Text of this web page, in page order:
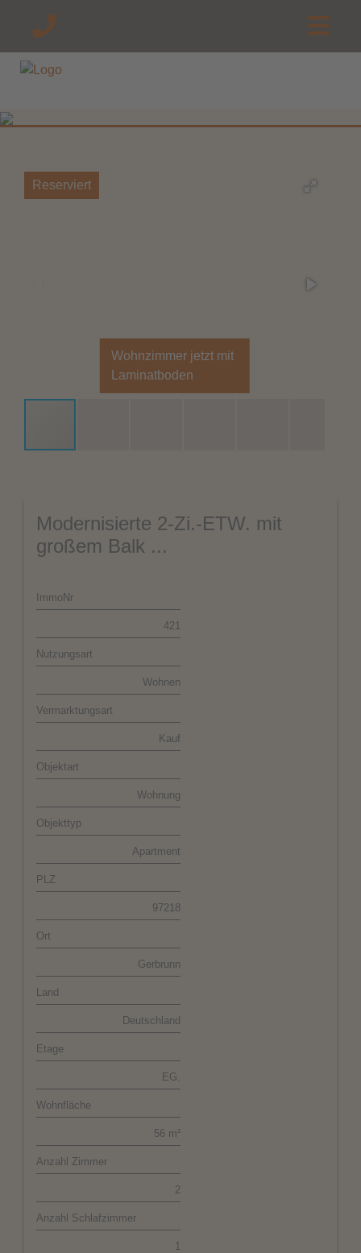
Wohnzimmer jetzt mit
Laminatboden
Reserviert
Modernisierte 2-Zi.-ETW. mit
großem Balk ...
ImmoNr
421
Nutzungsart
Wohnen
Vermarktungsart
Kauf
Objektart
Wohnung
Objekttyp
Apartment
PLZ
97218
Ort
Gerbrunn
Land
Deutschland
Etage
EG.
Wohnfläche
56 m²
Anzahl Zimmer
2
Anzahl Schlafzimmer
1